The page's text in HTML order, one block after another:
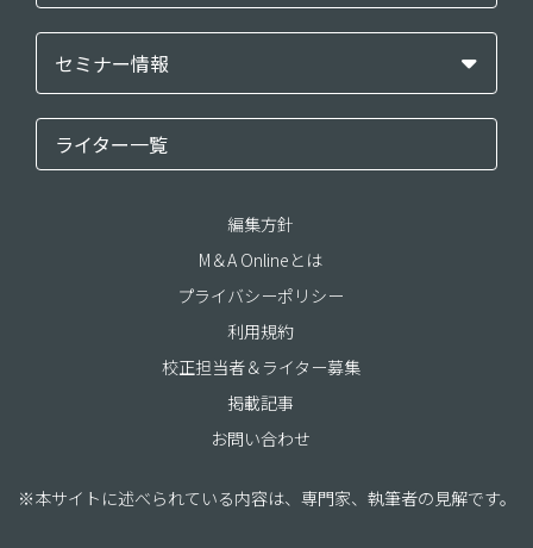
セミナー情報
ライター一覧
編集方針
M＆A Onlineとは
プライバシーポリシー
利用規約
校正担当者＆ライター募集
掲載記事
お問い合わせ
※本サイトに述べられている内容は、専門家、執筆者の見解です。